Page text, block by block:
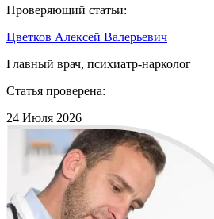
Проверяющий статьи:
Цветков Алексей Валерьевич
Главный врач, психиатр-нарколог
Статья проверена:
24 Июля 2026